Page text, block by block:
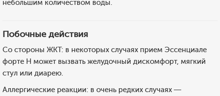
небольшим количеством воды.
Побочные действия
Со стороны ЖКТ: в некоторых случаях прием Эссенциале
форте Н может вызвать желудочный дискомфорт, мягкий
стул или диарею.
Аллергические реакции: в очень редких случаях —